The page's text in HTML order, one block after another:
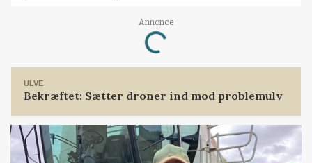
Annonce
Loading...
ULVE
Bekræftet: Sætter droner ind mod problemulv